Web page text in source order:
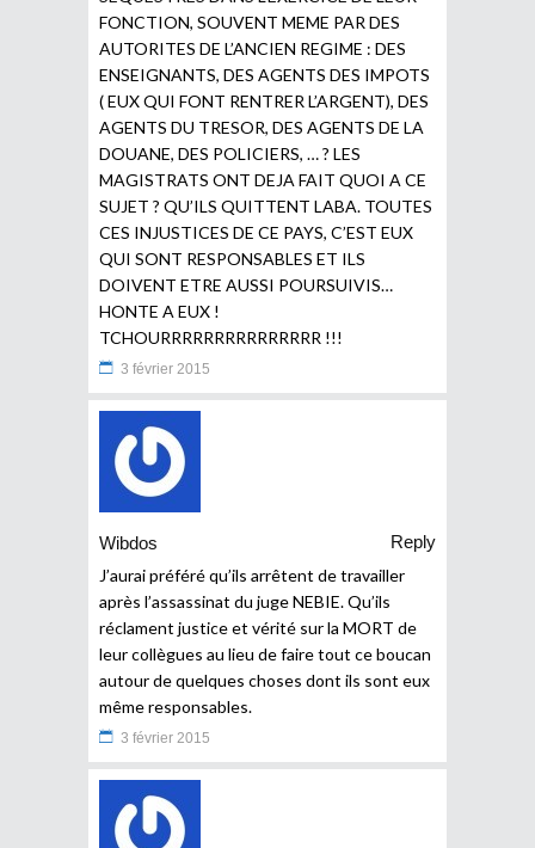
FONCTION, SOUVENT MEME PAR DES
AUTORITES DE L’ANCIEN REGIME : DES
ENSEIGNANTS, DES AGENTS DES IMPOTS
( EUX QUI FONT RENTRER L’ARGENT), DES
AGENTS DU TRESOR, DES AGENTS DE LA
DOUANE, DES POLICIERS, … ? LES
MAGISTRATS ONT DEJA FAIT QUOI A CE
SUJET ? QU’ILS QUITTENT LABA. TOUTES
CES INJUSTICES DE CE PAYS, C’EST EUX
QUI SONT RESPONSABLES ET ILS
DOIVENT ETRE AUSSI POURSUIVIS…
HONTE A EUX !
TCHOURRRRRRRRRRRRRRR !!!
3 février 2015
Wibdos
Reply
J’aurai préféré qu’ils arrêtent de travailler
après l’assassinat du juge NEBIE. Qu’ils
réclament justice et vérité sur la MORT de
leur collègues au lieu de faire tout ce boucan
autour de quelques choses dont ils sont eux
même responsables.
3 février 2015